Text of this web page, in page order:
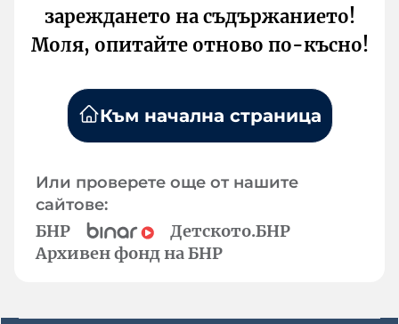
зареждането на съдържанието!
Моля, опитайте отново по-късно!
Към начална страница
Или проверете още от нашите
сайтове:
БНР
Детското.БНР
Архивен фонд на БНР